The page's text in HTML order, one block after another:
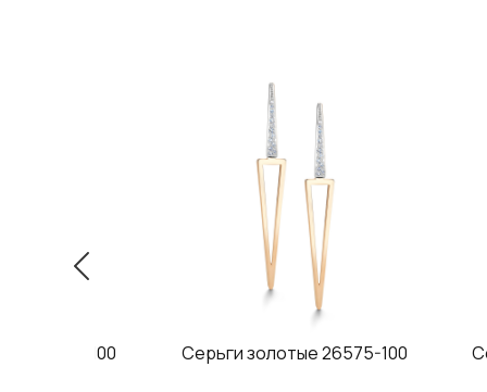
26356-100 Серьги золотые 26575-100